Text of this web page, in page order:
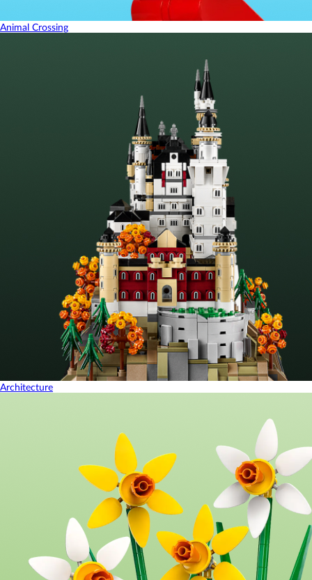
Animal Crossing
Architecture